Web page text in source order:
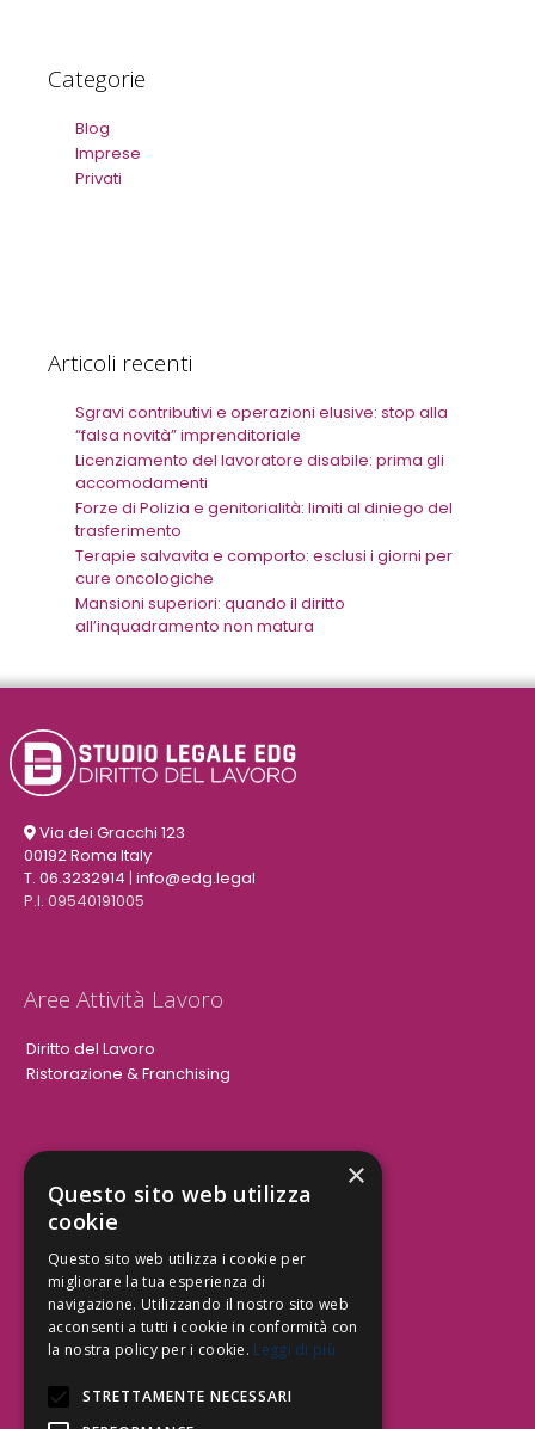
Categorie
Blog
Imprese
Privati
Articoli recenti
Sgravi contributivi e operazioni elusive: stop alla
“falsa novità” imprenditoriale
Licenziamento del lavoratore disabile: prima gli
accomodamenti
Forze di Polizia e genitorialità: limiti al diniego del
trasferimento
Terapie salvavita e comporto: esclusi i giorni per
cure oncologiche
Mansioni superiori: quando il diritto
all’inquadramento non matura
Via dei Gracchi 123
00192 Roma Italy
T. 06.3232914 | info@edg.legal
P.I. 09540191005
Aree Attività Lavoro
Diritto del Lavoro
Ristorazione & Franchising
Aree Attività Civile
Tutele del Credito
Responsabilità Civile
Contrattualistica
×
Questo sito web utilizza
cookie
Questo sito web utilizza i cookie per
migliorare la tua esperienza di
navigazione. Utilizzando il nostro sito web
acconsenti a tutti i cookie in conformità con
la nostra policy per i cookie. Leggi di più
STRETTAMENTE NECESSARI